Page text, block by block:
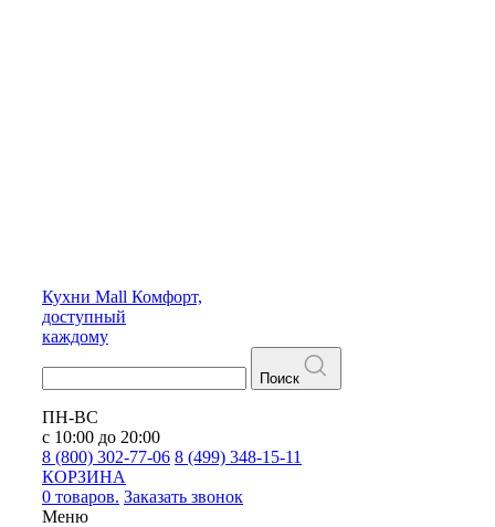
Кухни Mall Комфорт,
доступный
каждому
Поиск
ПН-ВС
с 10:00 до 20:00
8 (800) 302-77-06 8 (499) 348-15-11
КОРЗИНА
0 товаров. Заказать звонок
Меню